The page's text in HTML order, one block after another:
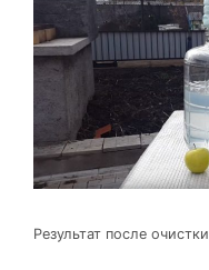
Результат после очистки